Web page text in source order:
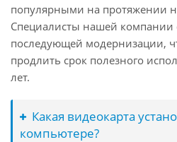
популярными на протяжении
Специалисты нашей компании
последующей модернизации,
продлить срок полезного
лет.
Какая видеокарта
компьютере?